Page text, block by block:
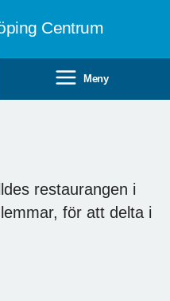
Centrum
Meny
restaurangen i
för att delta i